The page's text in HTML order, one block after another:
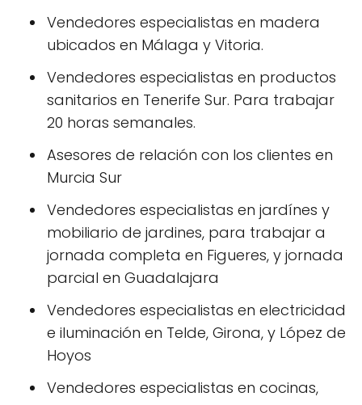
Vendedores especialistas en madera
ubicados en Málaga y Vitoria.
Vendedores especialistas en productos
sanitarios en Tenerife Sur. Para trabajar
20 horas semanales.
Asesores de relación con los clientes en
Murcia Sur
Vendedores especialistas en jardínes y
mobiliario de jardines, para trabajar a
jornada completa en Figueres, y jornada
parcial en Guadalajara
Vendedores especialistas en electricidad
e iluminación en Telde, Girona, y López de
Hoyos
Vendedores especialistas en cocinas,